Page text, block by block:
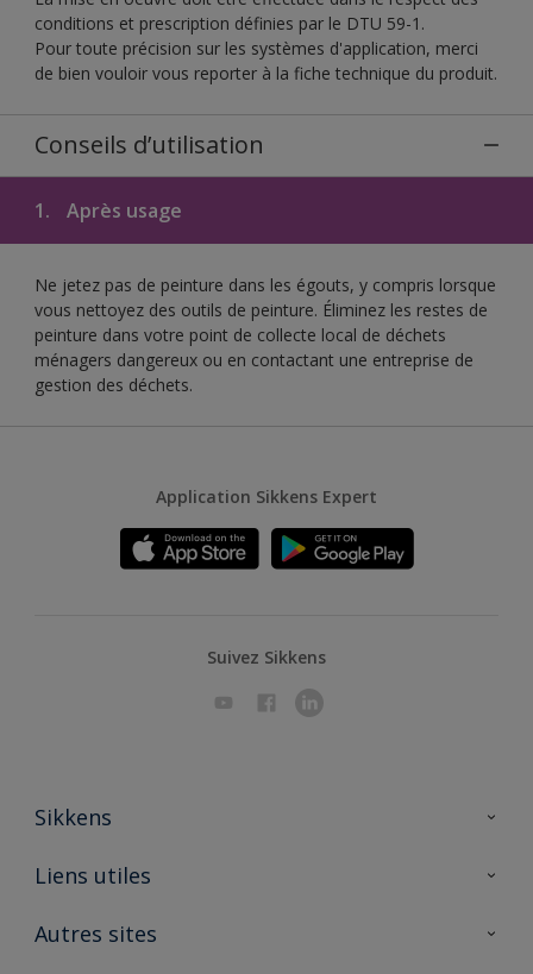
conditions et prescription définies par le DTU 59-1.
Pour toute précision sur les systèmes d'application, merci
de bien vouloir vous reporter à la fiche technique du produit.
Conseils d’utilisation
1. Après usage
Ne jetez pas de peinture dans les égouts, y compris lorsque
vous nettoyez des outils de peinture. Éliminez les restes de
peinture dans votre point de collecte local de déchets
ménagers dangereux ou en contactant une entreprise de
gestion des déchets.
Application Sikkens Expert
Suivez Sikkens
Sikkens
A propos de Sikkens
Liens utiles
Ouvrir un magasin PASS
Autres sites